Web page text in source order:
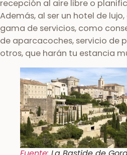
recepción al aire libre o
Además, al ser un hotel de
gama de servicios, como
de aparcacoches, servicio de
otros, que harán tu estancia